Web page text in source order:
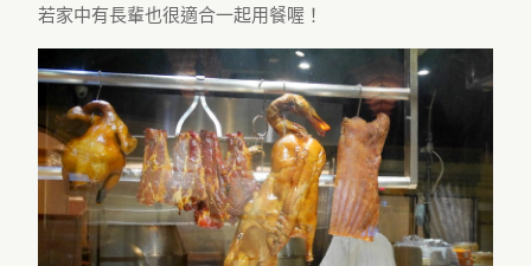
若家中有長輩也很適合一起用餐喔！